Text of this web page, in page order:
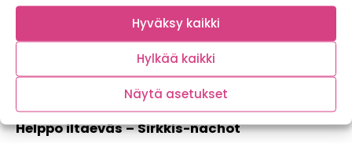
Hyväksy kaikki
Hylkää kaikki
Näytä asetukset
Helppo iltaeväs – Sirkkis-nachot